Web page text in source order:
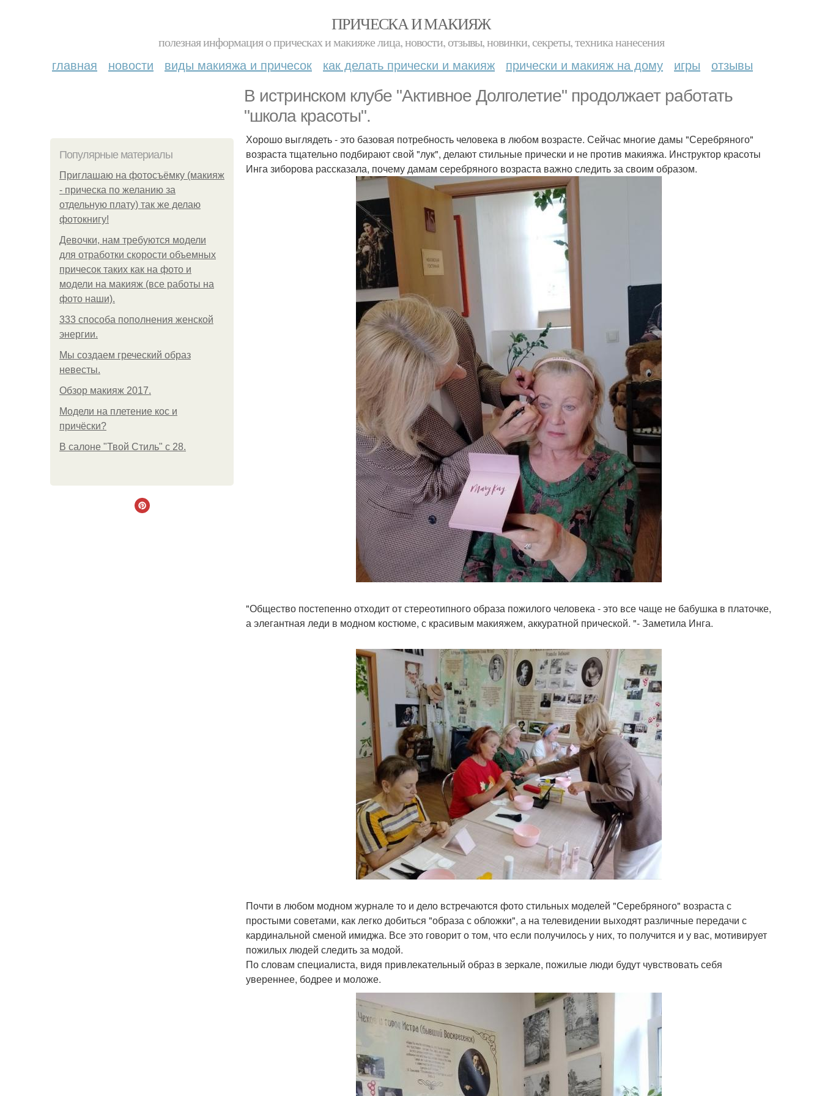
ПРИЧЕСКА И МАКИЯЖ
полезная информация о прическах и макияже лица, новости, отзывы, новинки, секреты, техника нанесения
главная новости виды макияжа и причесок как делать прически и макияж прически и макияж на дому игры отзывы
В истринском клубе "Активное Долголетие" продолжает работать
"школа красоты".
Популярные материалы
Приглашаю на фотосъёмку (макияж
- прическа по желанию за
отдельную плату) так же делаю
фотокнигу!
Девочки, нам требуются модели
для отработки скорости объемных
причесок таких как на фото и
модели на макияж (все работы на
фото наши).
333 способа пополнения женской
энергии.
Мы создаем греческий образ
невесты.
Обзор макияж 2017.
Модели на плетение кос и
причёски?
В салоне "Твой Стиль" с 28.
Хорошо выглядеть - это базовая потребность человека в любом возрасте. Сейчас многие дамы "Серебряного"
возраста тщательно подбирают свой "лук", делают стильные прически и не против макияжа. Инструктор красоты
Инга зиборова рассказала, почему дамам серебряного возраста важно следить за своим образом.
"Общество постепенно отходит от стереотипного образа пожилого человека - это все чаще не бабушка в платочке,
а элегантная леди в модном костюме, с красивым макияжем, аккуратной прической. "- Заметила Инга.
Почти в любом модном журнале то и дело встречаются фото стильных моделей "Серебряного" возраста с
простыми советами, как легко добиться "образа с обложки", а на телевидении выходят различные передачи с
кардинальной сменой имиджа. Все это говорит о том, что если получилось у них, то получится и у вас, мотивирует
пожилых людей следить за модой.
По словам специалиста, видя привлекательный образ в зеркале, пожилые люди будут чувствовать себя
увереннее, бодрее и моложе.